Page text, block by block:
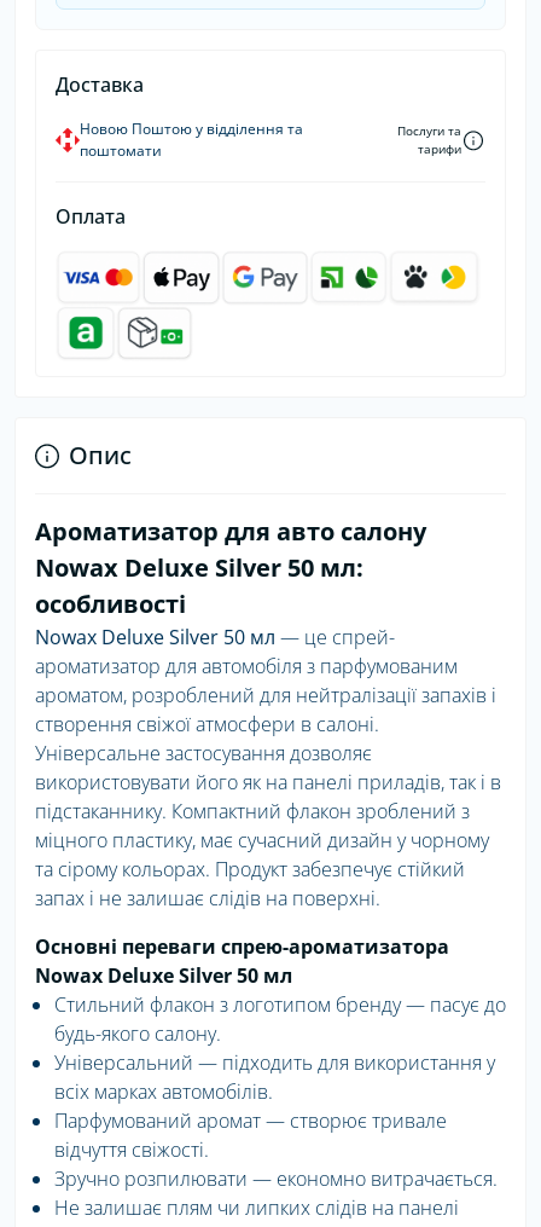
Доставка
Новою Поштою у відділення та
поштомати
Послуги та
тарифи
Оплата
Опис
Ароматизатор для авто салону
Nowax Deluxe Silver 50 мл:
особливості
Nowax Deluxe Silver 50 мл — це спрей-
ароматизатор для автомобіля з парфумованим
ароматом, розроблений для нейтралізації запахів і
створення свіжої атмосфери в салоні.
Універсальне застосування дозволяє
використовувати його як на панелі приладів, так і в
підстаканнику. Компактний флакон зроблений з
міцного пластику, має сучасний дизайн у чорному
та сірому кольорах. Продукт забезпечує стійкий
запах і не залишає слідів на поверхні.
Основні переваги спрею-ароматизатора
Nowax Deluxe Silver 50 мл
Стильний флакон з логотипом бренду — пасує до
будь-якого салону.
Універсальний — підходить для використання у
всіх марках автомобілів.
Парфумований аромат — створює тривале
відчуття свіжості.
Зручно розпилювати — економно витрачається.
Не залишає плям чи липких слідів на панелі